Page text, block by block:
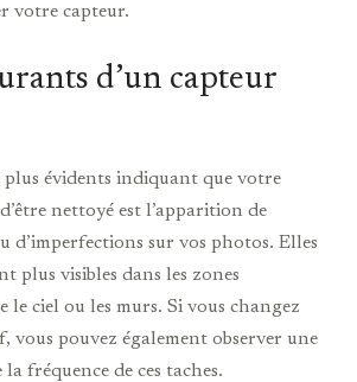
votre capteur.
d’un capteur
plus évidents indiquant que votre
nettoyé est l’apparition de
d’imperfections sur vos photos. Elles
plus visibles dans les zones
le ciel ou les murs. Si vous changez
vous pouvez également observer une
fréquence de ces taches.